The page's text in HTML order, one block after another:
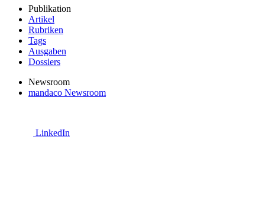
Publikation
Artikel
Rubriken
Tags
Ausgaben
Dossiers
Newsroom
mandaco Newsroom
LinkedIn